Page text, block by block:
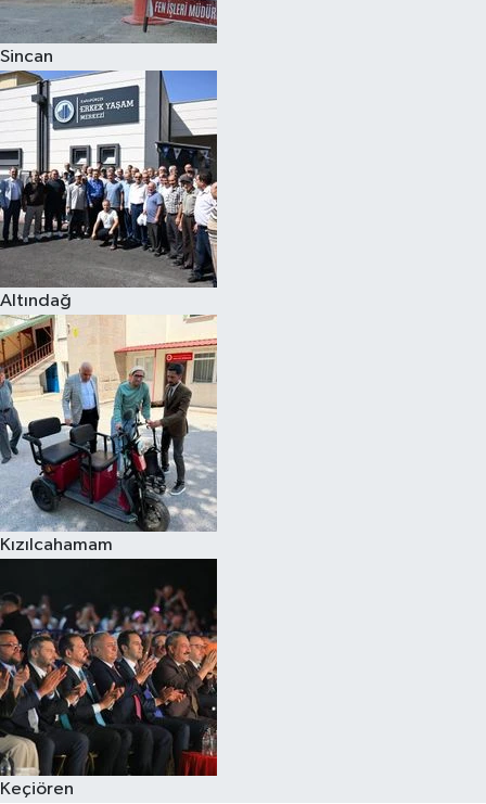
Sincan
Altındağ
Kızılcahamam
Keçiören